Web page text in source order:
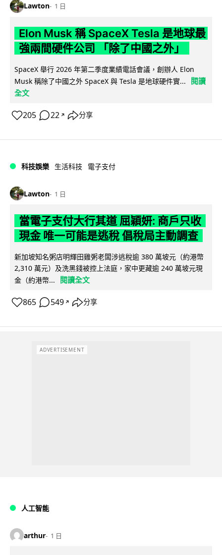
Lawton 1 日
Elon Musk 稱 SpaceX Tesla 是地球最
強兩間硬件公司 「除了中國之外」
SpaceX 舉行 2026 年第二季度業績電話會議，創辦人 Elon
Musk 稱除了中國之外 SpaceX 與 Tesla 是地球硬件實...
閱讀
全文
205 22 ↗ 分享
科技娛樂 生活科技 電子支付
Lawton 1 日
當電子支付大行其道 屈穎妍: 商戶只收
現金 唯一可能是逃稅 倡稅局主動調查
新加坡知名粥店明輝田雞粥老闆涉逃稅逾 380 萬坡元（約港幣
2,310 萬元）及洗黑錢被控上法庭，家中更藏逾 240 萬坡元現
金（約港幣...
閱讀全文
865 549 ↗ 分享
ADVERTISEMENT
人工智能
arthur 1 日